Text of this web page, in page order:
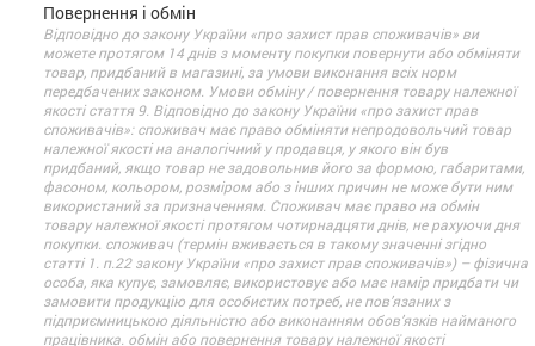
Повернення і обмін
Відповідно до закону України «про захист прав споживачів» ви
можете протягом 14 днів з моменту покупки повернути або обміняти
товар, придбаний в магазині, за умови виконання всіх норм
передбачених законом. Умови обміну / повернення товару належної
якості стаття 9. Відповідно до закону України «про захист прав
споживачів»: споживач має право обміняти непродовольчий товар
належної якості на аналогічний у продавця, у якого він був
придбаний, якщо товар не задовольнив його за формою, габаритами,
фасоном, кольором, розміром або з інших причин не може бути ним
використаний за призначенням. Споживач має право на обмін
товару належної якості протягом чотирнадцяти днів, не рахуючи дня
покупки. споживач (термін вживається в такому значенні згідно
статті 1. п.22 закону України «про захист прав споживачів») – фізична
особа, яка купує, замовляє, використовує або має намір придбати чи
замовити продукцію для особистих потреб, не пов’язаних з
підприємницькою діяльністю або виконанням обов’язків найманого
працівника. обмін або повернення товару належної якості